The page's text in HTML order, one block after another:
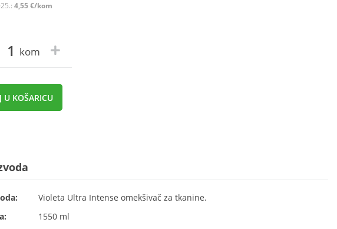
4,55 €/kom
kom
U KOŠARICU
Violeta Ultra Intense omekšivač za tkanine.
1550 ml